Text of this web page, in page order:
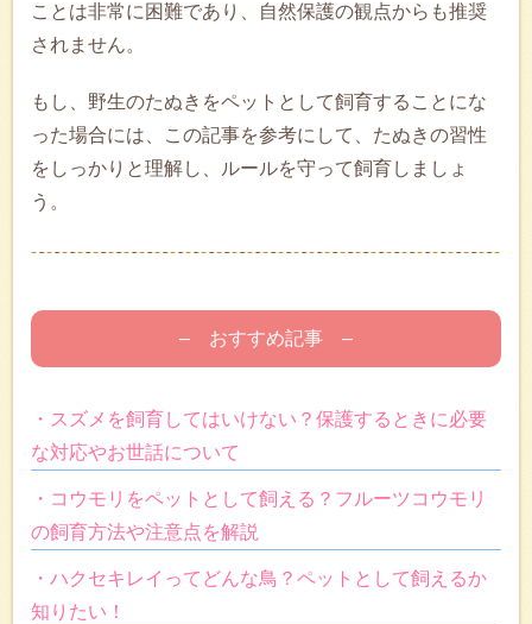
ことは非常に困難であり、自然保護の観点からも推奨
されません。
もし、野生のたぬきをペットとして飼育することにな
った場合には、この記事を参考にして、たぬきの習性
をしっかりと理解し、ルールを守って飼育しましょ
う。
– おすすめ記事 –
・スズメを飼育してはいけない？保護するときに必要
な対応やお世話について
・コウモリをペットとして飼える？フルーツコウモリ
の飼育方法や注意点を解説
・ハクセキレイってどんな鳥？ペットとして飼えるか
知りたい！